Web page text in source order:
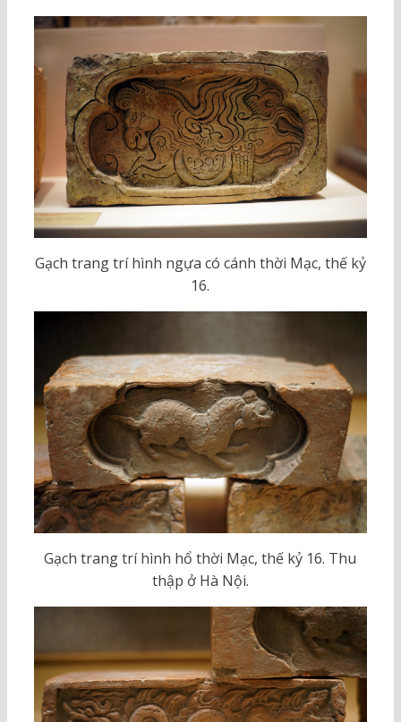
Gạch trang trí hình ngựa có cánh thời Mạc, thế kỷ
16.
Gạch trang trí hình hổ thời Mạc, thế kỷ 16. Thu
thập ở Hà Nội.